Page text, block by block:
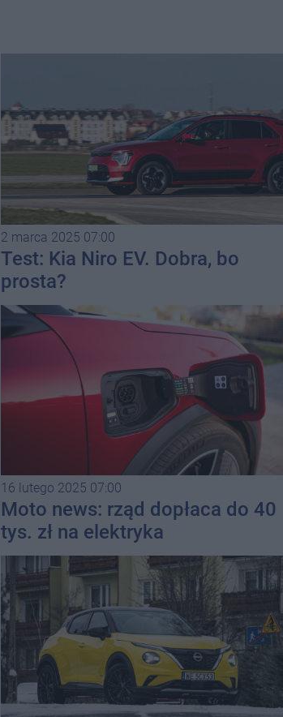
2 marca 2025 07:00
Test: Kia Niro EV. Dobra, bo
prosta?
16 lutego 2025 07:00
Moto news: rząd dopłaca do 40
tys. zł na elektryka